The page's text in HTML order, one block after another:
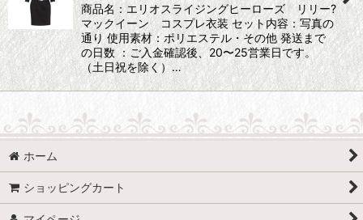
商品名：エリオスライジングヒーローズ リリー?
マックイーン コスプレ衣装 セット内容：写真の
通り 使用素材：ポリエステル・その他 発送まで
の日数 ：ご入金確認後、20〜25営業日です。
（土日祝を除く）…
ホーム
ショッピングカート